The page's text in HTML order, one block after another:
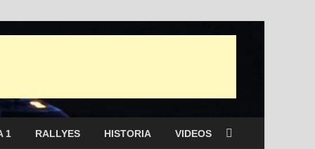
1 RALLYES HISTORIA VIDEOS